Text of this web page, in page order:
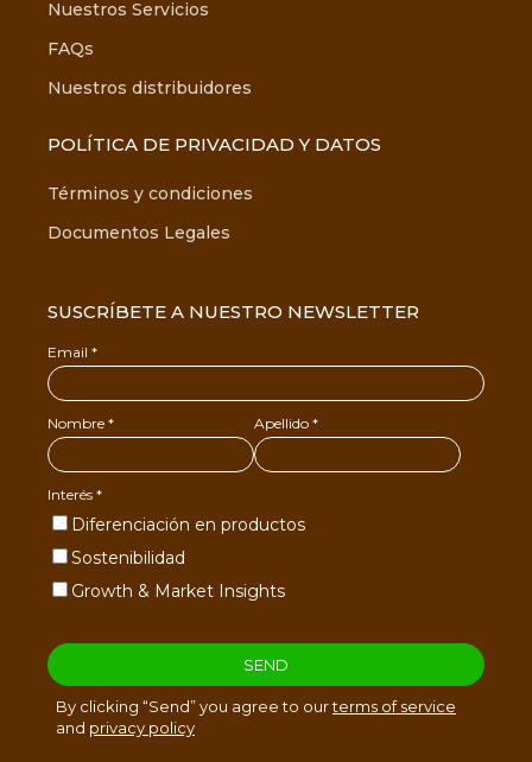
Nuestros Servicios
FAQs
Nuestros distribuidores
POLÍTICA DE PRIVACIDAD Y DATOS
Términos y condiciones
Documentos Legales
SUSCRÍBETE A NUESTRO NEWSLETTER